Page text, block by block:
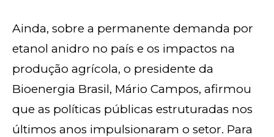
Ainda, sobre a permanente demanda por
etanol anidro no país e os impactos na
produção agrícola, o presidente da
Bioenergia Brasil, Mário Campos, afirmou
que as políticas públicas estruturadas nos
últimos anos impulsionaram o setor. Para